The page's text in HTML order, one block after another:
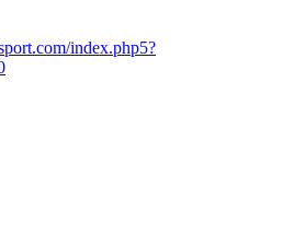
index.php5?